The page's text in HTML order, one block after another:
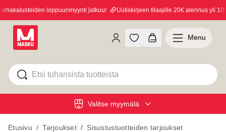
loppuunmyynti jatkuu! Uutiskirjeen tilaajille 20€ alennus yli
Valitse myymälä
Menu
Etusivu / Tarjoukset / Sisustustuotteiden tarjoukset